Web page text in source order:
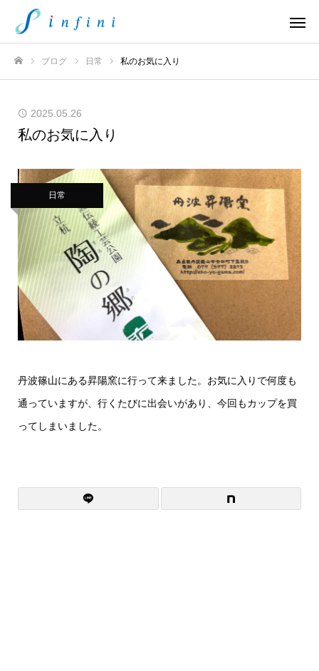
ブログ 日常 私のお気に入り
2025.05.26
私のお気に入り
日常
丹波篠山にある昇陽窯に行って来ました。お気に入りで何度も
通っていますが、行くたびに出会いがあり、今回もカップを買
ってしまいました。